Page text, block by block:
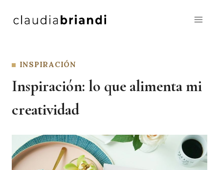
INSPIRACIÓN
Inspiración: lo que alimenta mi
creatividad